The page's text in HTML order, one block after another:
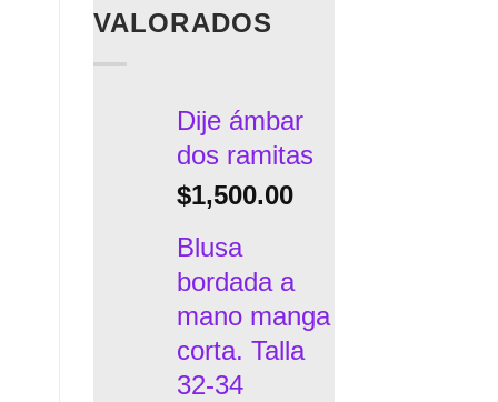
VALORADOS
Dije ámbar
dos ramitas
$1,500.00
Blusa
bordada a
mano manga
corta. Talla
32-34